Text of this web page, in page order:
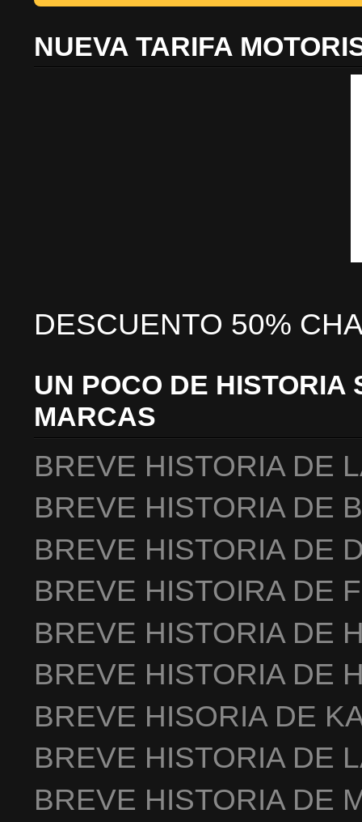
NUEVA TARIFA
DESCUENTO 50%
UN POCO DE HISTORIA
MARCAS
BREVE HISTORIA DE
BREVE HISTORIA DE
BREVE HISTORIA DE
BREVE HISTOIRA DE
BREVE HISTORIA DE
BREVE HISTORIA DE
BREVE HISORIA DE
BREVE HISTORIA DE
BREVE HISTORIA DE